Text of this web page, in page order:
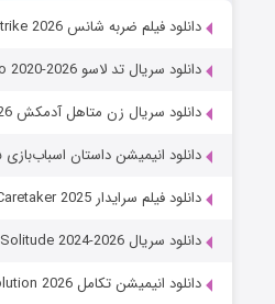
دانلود فیلم ضربه شانس Lucky Strike 2026
دانلود سریال تد لاسو Ted Lasso 2020-2026
دانلود سریال زن متاهل آدمکش A Bona Fide Killer 2026
دانلود انیمیشن داستان اسباب‌بازی ۵ Toy Story 5 (2026)
دانلود فیلم سرایدار The Caretaker 2025
دانلود سریال One Hundred Years of Solitude 2024-2026
دانلود انیمیشن تکامل Evolution 2026